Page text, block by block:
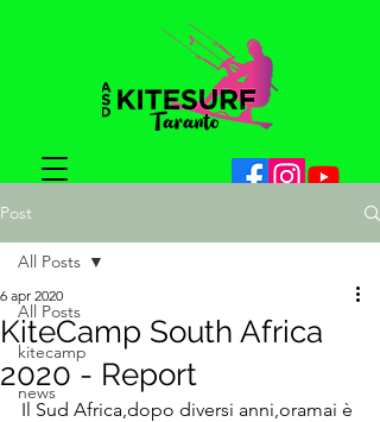
Post
All Posts
kitecamp
news
All Posts
KiteCamp South Africa
2020 - Report
6 apr 2020
Il Sud Africa,dopo diversi anni,oramai è